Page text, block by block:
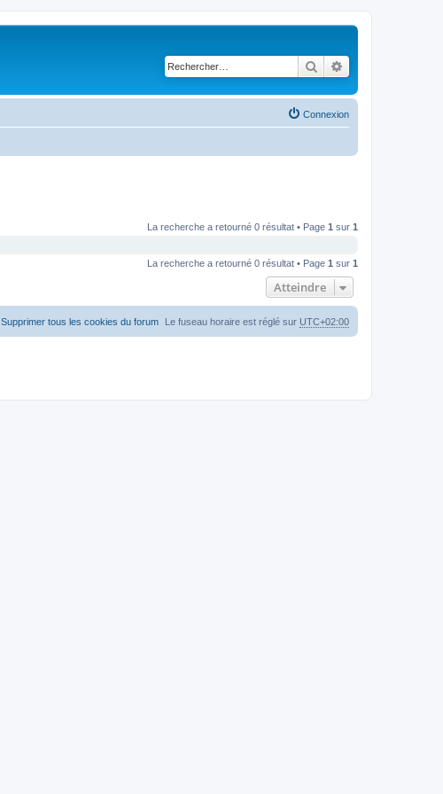
Rechercher
Connexion
La recherche a retourné 0 résultat • Page 1 sur 1
La recherche a retourné 0 résultat • Page 1 sur 1
Atteindre
Le fuseau horaire est réglé sur UTC+02:00
Supprimer tous les cookies du forum